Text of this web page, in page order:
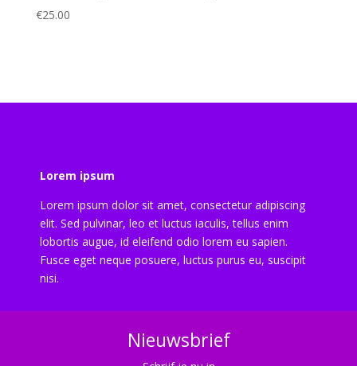
€25.00
Lorem ipsum
Lorem ipsum dolor sit amet, consectetur adipiscing
elit. Sed pulvinar, leo et luctus iaculis, tellus enim
lobortis augue, id eleifend odio lorem eu sapien.
Fusce eget neque posuere, luctus purus eu, suscipit
nisi.
Nieuwsbrief